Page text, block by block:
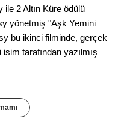
2 Altın Küre ödülü
yönetmiş "Aşk Yemini
bu ikinci filminde, gerçek
tarafından yazılmış